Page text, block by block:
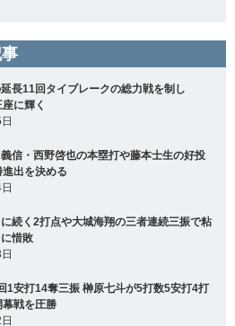
長11回タイブレークの総力戦を制し
に輝く
信・西野啓也の本塁打や藤本士生の好投
出を決める
続く2打点や大城海翔の三者連続三振で粘
惜敗
1安打14奪三振 榊原七斗が5打数5安打4打
戦を圧勝